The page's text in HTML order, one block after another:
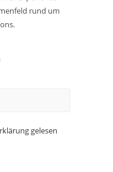
rund um
gelesen